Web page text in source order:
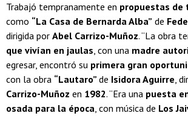
Trabajó tempranamente en propuestas de
como “La Casa de Bernarda Alba” de
dirigida por Abel Carrizo-Muñoz. “La obra
que vivían en jaulas, con una madre
egresar, encontró su primera gran
con la obra “Lautaro” de Isidora Aguirre,
Carrizo-Muñoz en 1982. “Era una puesta
osada para la época, con música de Los